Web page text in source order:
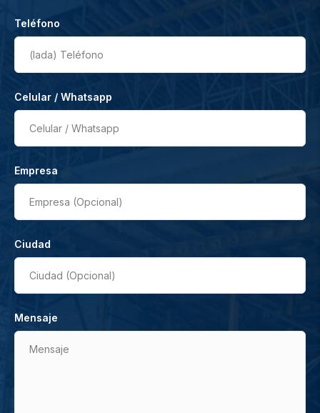
Teléfono
(lada) Teléfono
Celular / Whatsapp
Celular / Whatsapp
Empresa
Empresa (Opcional)
Ciudad
Ciudad (Opcional)
Mensaje
Mensaje